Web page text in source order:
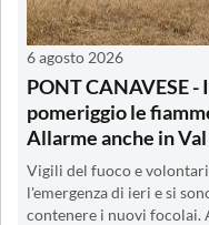
6 agosto 2026
PONT CANAVESE
pomeriggio le
Allarme anche in Val
Vigili del fuoco e
l'emergenza di ieri e si
contenere i nuovi focolai.